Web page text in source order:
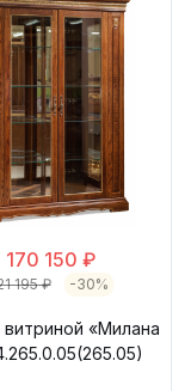
170 150 ₽
195₽ -30%
«Милана